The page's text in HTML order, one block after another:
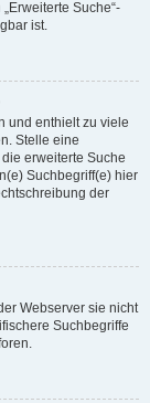
Suche“-
ist.
und enthielt zu viele
Stelle eine
erweiterte Suche
Suchbegriff(e) hier
der
Webserver sie nicht
Suchbegriffe